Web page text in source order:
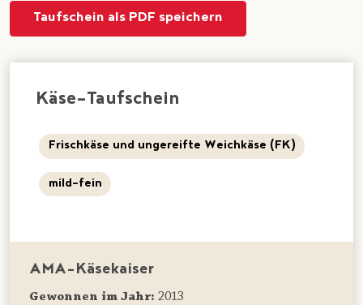
Taufschein als PDF speichern
Käse-Taufschein
Frischkäse und ungereifte Weichkäse (FK)
mild-fein
AMA-Käsekaiser
Gewonnen im Jahr: 2013